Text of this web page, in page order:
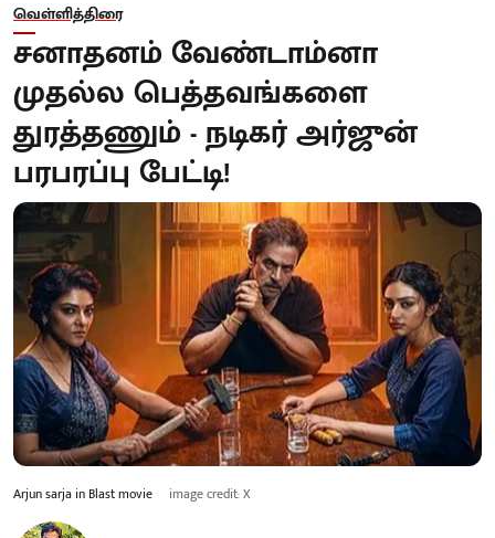
வெள்ளித்திரை
சனாதனம் வேண்டாம்னா
முதல்ல பெத்தவங்களை
துரத்தணும் - நடிகர் அர்ஜுன்
பரபரப்பு பேட்டி!
Arjun sarja in Blast movie image credit: X